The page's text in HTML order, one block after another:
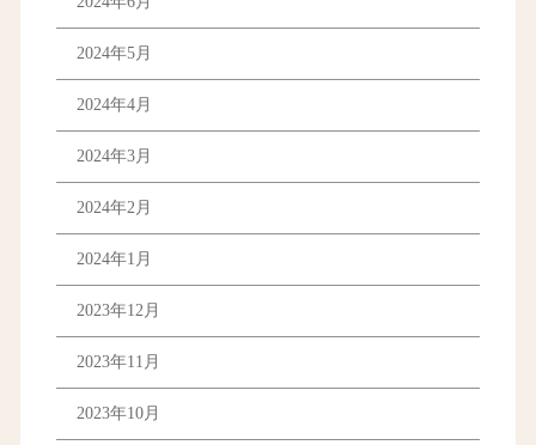
2024年5月
2024年4月
2024年3月
2024年2月
2024年1月
2023年12月
2023年11月
2023年10月